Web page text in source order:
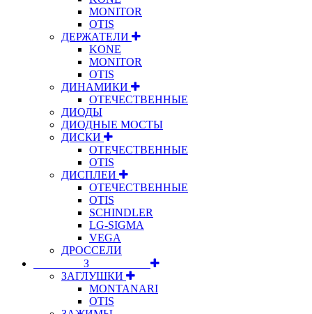
MONITOR
OTIS
ДЕРЖАТЕЛИ
KONE
MONITOR
OTIS
ДИНАМИКИ
ОТЕЧЕСТВЕННЫЕ
ДИОДЫ
ДИОДНЫЕ МОСТЫ
ДИСКИ
ОТЕЧЕСТВЕННЫЕ
OTIS
ДИСПЛЕИ
ОТЕЧЕСТВЕННЫЕ
OTIS
SCHINDLER
LG-SIGMA
VEGA
ДРОССЕЛИ
⠀⠀⠀⠀⠀⠀З⠀⠀⠀⠀⠀⠀⠀
ЗАГЛУШКИ
MONTANARI
OTIS